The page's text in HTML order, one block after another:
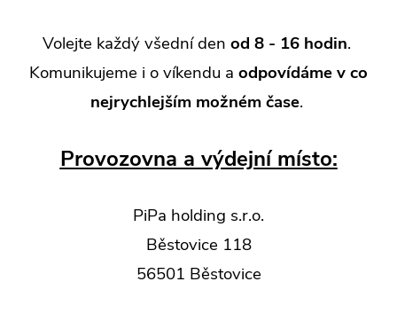
Volejte každý všední den od 8 - 16 hodin.
Komunikujeme i o víkendu a odpovídáme v co
nejrychlejším možném čase.
Provozovna a výdejní místo:
PiPa holding s.r.o.
Běstovice 118
56501 Běstovice